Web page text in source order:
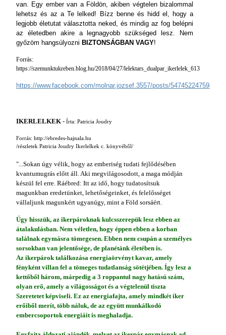
van. Egy ember van a Földön, akiben végtelen bizalommal
lehetsz és az a Te lelked! Bízz benne és hidd el, hogy a
legjobb életutat választotta neked, és mindig az fog belépni
az életedben akire a legnagyobb szükséged lesz. Nem
győzöm hangsúlyozni BIZTONSÁGBAN VAGY!
Forrás:
https://szemunktukreben.blog.hu/2018/04/27/lelektars_dualpar_ikerlelek_613
https://www.facebook.com/molnar.jozsef.3557/posts/
IKERLELKEK - Írta: Patricia Joudry
Forrás: http://ebredes-hajnala.hu
/részletek Patricia Joudry Ikerlelkek c. könyvéből/
"...Sokan úgy vélik, hogy az emberiség tudati fejlődésében
kvantumugrás előtt áll. Aki megvilágosodott, a maga módján
készül fel erre. Ráébred: Itt az idő, hogy tudatosítsuk
magunkban eredetünket, lehetőségeinket, és felelősséget
vállaljunk magunkért ugyanúgy, mint a Föld sorsáért.
Úgy hisszük, az ikerpároknak kulcsszerepük lesz ebben az
átalakulásban. Nem véletlen, hogy éppen ebben a korban
találnak egymásra tömegesen. Ebben nem csupán a személyes
sorsokban van jelentősége, de planétánk életében is.
Az ikerpárok találkozása energiaörvényt kavar, amely
fényként villan fel a tömeges tudatlanság sötétjében. Így lesz a
kettőből három, márpedig a 3 roppantul nagy hatású szám,
olyan erő, amely a világosságot és a végtelenül tiszta
Szeretetet képviseli. Ez az energiafajta, amely mindkét iker
erőiből merít, több náluk, de az együtt munkálkodó
embercsoportok energiáit is meghaladja.